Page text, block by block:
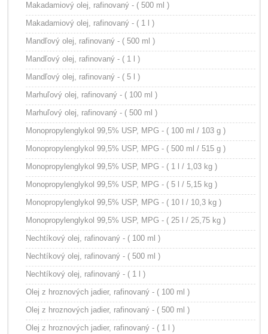
Makadamiový olej, rafinovaný - ( 500 ml )
Makadamiový olej, rafinovaný - ( 1 l )
Mandľový olej, rafinovaný - ( 500 ml )
Mandľový olej, rafinovaný - ( 1 l )
Mandľový olej, rafinovaný - ( 5 l )
Marhuľový olej, rafinovaný - ( 100 ml )
Marhuľový olej, rafinovaný - ( 500 ml )
Monopropylenglykol 99,5% USP, MPG - ( 100 ml / 103 g )
Monopropylenglykol 99,5% USP, MPG - ( 500 ml / 515 g )
Monopropylenglykol 99,5% USP, MPG - ( 1 l / 1,03 kg )
Monopropylenglykol 99,5% USP, MPG - ( 5 l / 5,15 kg )
Monopropylenglykol 99,5% USP, MPG - ( 10 l / 10,3 kg )
Monopropylenglykol 99,5% USP, MPG - ( 25 l / 25,75 kg )
Nechtíkový olej, rafinovaný - ( 100 ml )
Nechtíkový olej, rafinovaný - ( 500 ml )
Nechtíkový olej, rafinovaný - ( 1 l )
Olej z hroznových jadier, rafinovaný - ( 100 ml )
Olej z hroznových jadier, rafinovaný - ( 500 ml )
Olej z hroznových jadier, rafinovaný - ( 1 l )